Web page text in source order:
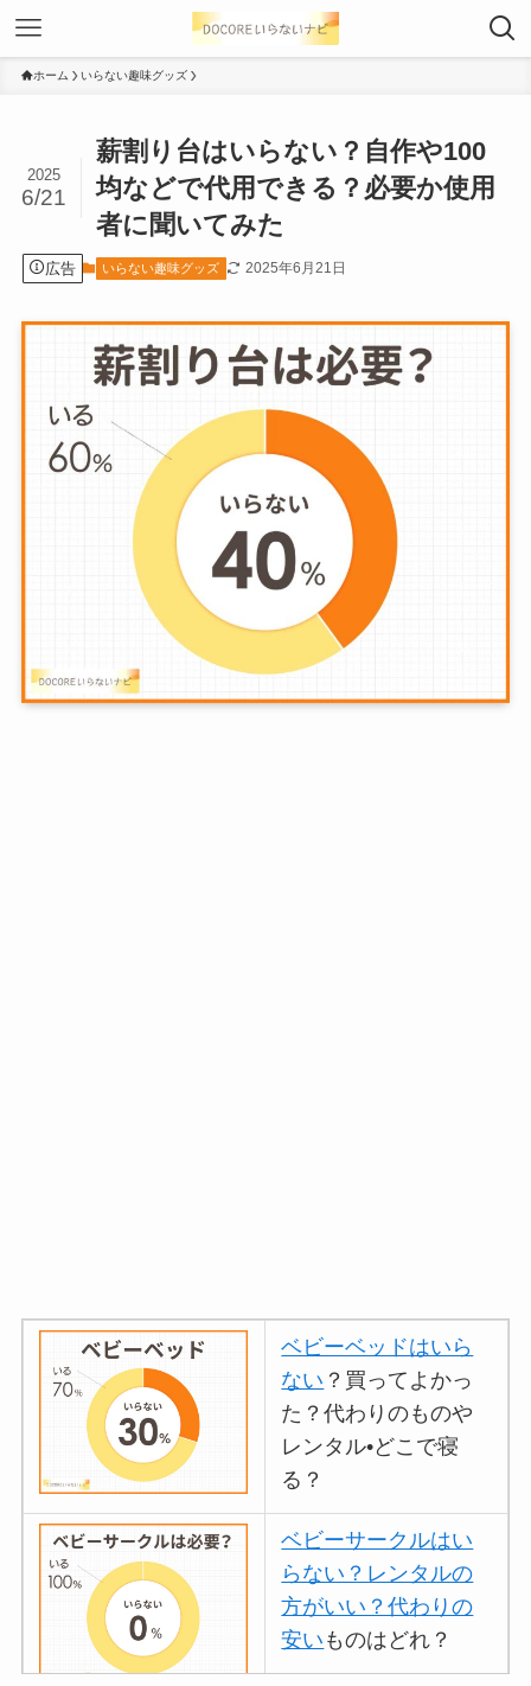
ホーム いらない趣味グッズ
薪割り台はいらない？自作や100
均などで代用できる？必要か使用
者に聞いてみた
2025
6/21
広告 いらない趣味グッズ 2025年6月21日
ベビーベッドはいら
ない ？買ってよかっ
た？代わりのものや
レンタル•どこで寝
る？
ベビーサークルはい
らない？レンタルの
方がいい？代わりの
安い ものはどれ？